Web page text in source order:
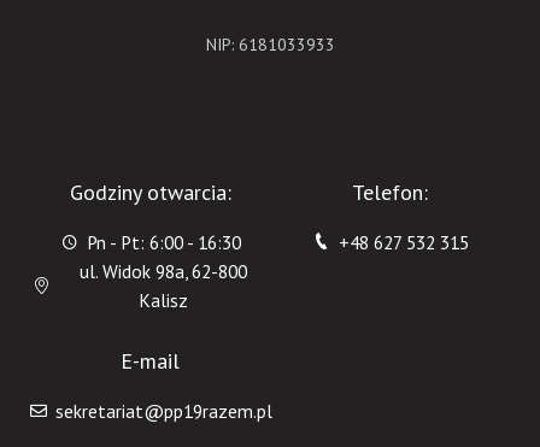
NIP: 6181033933
Godziny otwarcia:
Pn - Pt: 6:00 - 16:30
ul. Widok 98a, 62-800
Kalisz
Telefon:
+48 627 532 315
E-mail
sekretariat@pp19razem.pl